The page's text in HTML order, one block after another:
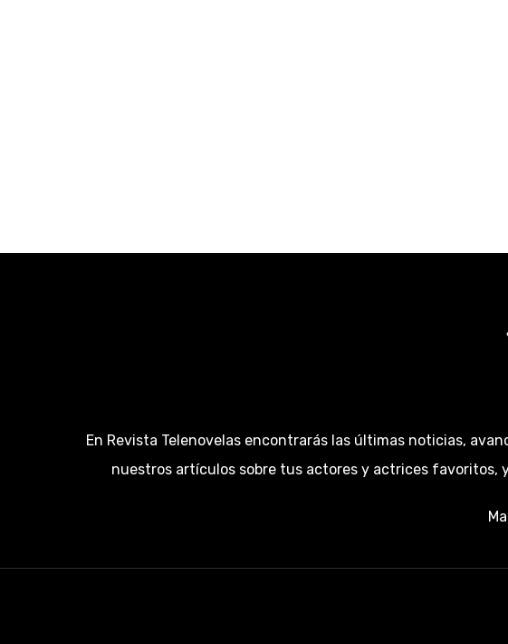
En Revista Telenovelas encontrarás las últimas noticias,
nuestros artículos sobre tus actores y actrices favoritos,